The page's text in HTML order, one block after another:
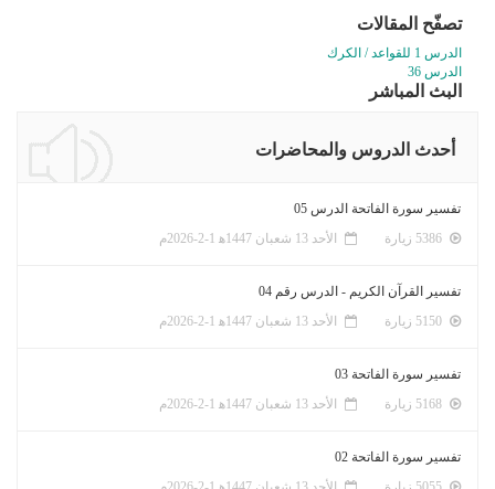
تصفّح المقالات
الدرس 1 للقواعد / الكرك
الدرس 36
البث المباشر
أحدث الدروس والمحاضرات
تفسير سورة الفاتحة الدرس 05
الأحد 13 شعبان 1447ﻫ 1-2-2026م
تفسير القرآن الكريم - الدرس رقم 04
الأحد 13 شعبان 1447ﻫ 1-2-2026م
تفسير سورة الفاتحة 03
الأحد 13 شعبان 1447ﻫ 1-2-2026م
تفسير سورة الفاتحة 02